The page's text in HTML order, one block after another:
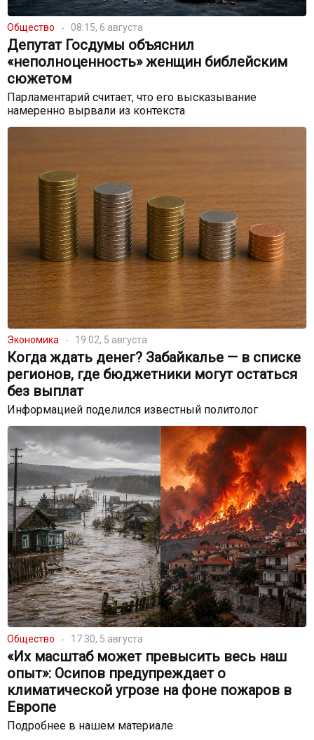
Общество 08:15, 6 августа
Депутат Госдумы объяснил
«неполноценность» женщин библейским
сюжетом
Парламентарий считает, что его высказывание
намеренно вырвали из контекста
Экономика 19:02, 5 августа
Когда ждать денег? Забайкалье — в списке
регионов, где бюджетники могут остаться
без выплат
Информацией поделился известный политолог
Общество 17:30, 5 августа
«Их масштаб может превысить весь наш
опыт»: Осипов предупреждает о
климатической угрозе на фоне пожаров в
Европе
Подробнее в нашем материале